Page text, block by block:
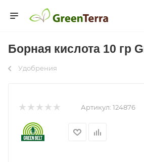
Борная кислота 10 гр
Удобрения
Артикул: 124876